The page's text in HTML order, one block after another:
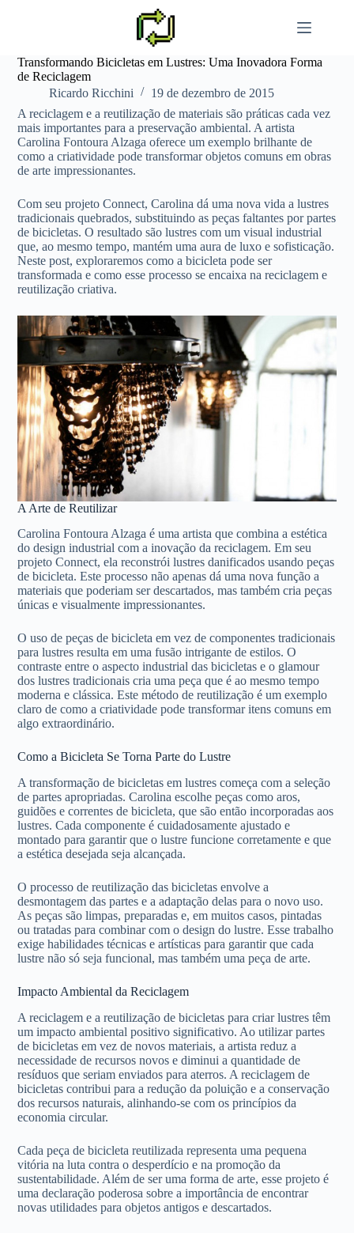
Transformando Bicicletas em Lustres: Uma Inovadora Forma
de Reciclagem
Ricardo Ricchini
19 de dezembro de 2015
A reciclagem e a reutilização de materiais são práticas cada vez
mais importantes para a preservação ambiental. A artista
Carolina Fontoura Alzaga oferece um exemplo brilhante de
como a criatividade pode transformar objetos comuns em obras
de arte impressionantes.
Com seu projeto Connect, Carolina dá uma nova vida a lustres
tradicionais quebrados, substituindo as peças faltantes por partes
de bicicletas. O resultado são lustres com um visual industrial
que, ao mesmo tempo, mantém uma aura de luxo e sofisticação.
Neste post, exploraremos como a bicicleta pode ser
transformada e como esse processo se encaixa na reciclagem e
reutilização criativa.
A Arte de Reutilizar
Carolina Fontoura Alzaga é uma artista que combina a estética
do design industrial com a inovação da reciclagem. Em seu
projeto Connect, ela reconstrói lustres danificados usando peças
de bicicleta. Este processo não apenas dá uma nova função a
materiais que poderiam ser descartados, mas também cria peças
únicas e visualmente impressionantes.
O uso de peças de bicicleta em vez de componentes tradicionais
para lustres resulta em uma fusão intrigante de estilos. O
contraste entre o aspecto industrial das bicicletas e o glamour
dos lustres tradicionais cria uma peça que é ao mesmo tempo
moderna e clássica. Este método de reutilização é um exemplo
claro de como a criatividade pode transformar itens comuns em
algo extraordinário.
Como a Bicicleta Se Torna Parte do Lustre
A transformação de bicicletas em lustres começa com a seleção
de partes apropriadas. Carolina escolhe peças como aros,
guidões e correntes de bicicleta, que são então incorporadas aos
lustres. Cada componente é cuidadosamente ajustado e
montado para garantir que o lustre funcione corretamente e que
a estética desejada seja alcançada.
O processo de reutilização das bicicletas envolve a
desmontagem das partes e a adaptação delas para o novo uso.
As peças são limpas, preparadas e, em muitos casos, pintadas
ou tratadas para combinar com o design do lustre. Esse trabalho
exige habilidades técnicas e artísticas para garantir que cada
lustre não só seja funcional, mas também uma peça de arte.
Impacto Ambiental da Reciclagem
A reciclagem e a reutilização de bicicletas para criar lustres têm
um impacto ambiental positivo significativo. Ao utilizar partes
de bicicletas em vez de novos materiais, a artista reduz a
necessidade de recursos novos e diminui a quantidade de
resíduos que seriam enviados para aterros. A reciclagem de
bicicletas contribui para a redução da poluição e a conservação
dos recursos naturais, alinhando-se com os princípios da
economia circular.
Cada peça de bicicleta reutilizada representa uma pequena
vitória na luta contra o desperdício e na promoção da
sustentabilidade. Além de ser uma forma de arte, esse projeto é
uma declaração poderosa sobre a importância de encontrar
novas utilidades para objetos antigos e descartados.